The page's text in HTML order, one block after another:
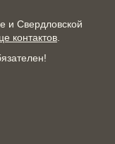
и Свердловской
контактов